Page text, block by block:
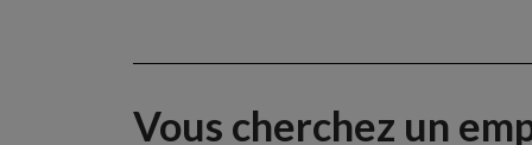
Vous cherchez un